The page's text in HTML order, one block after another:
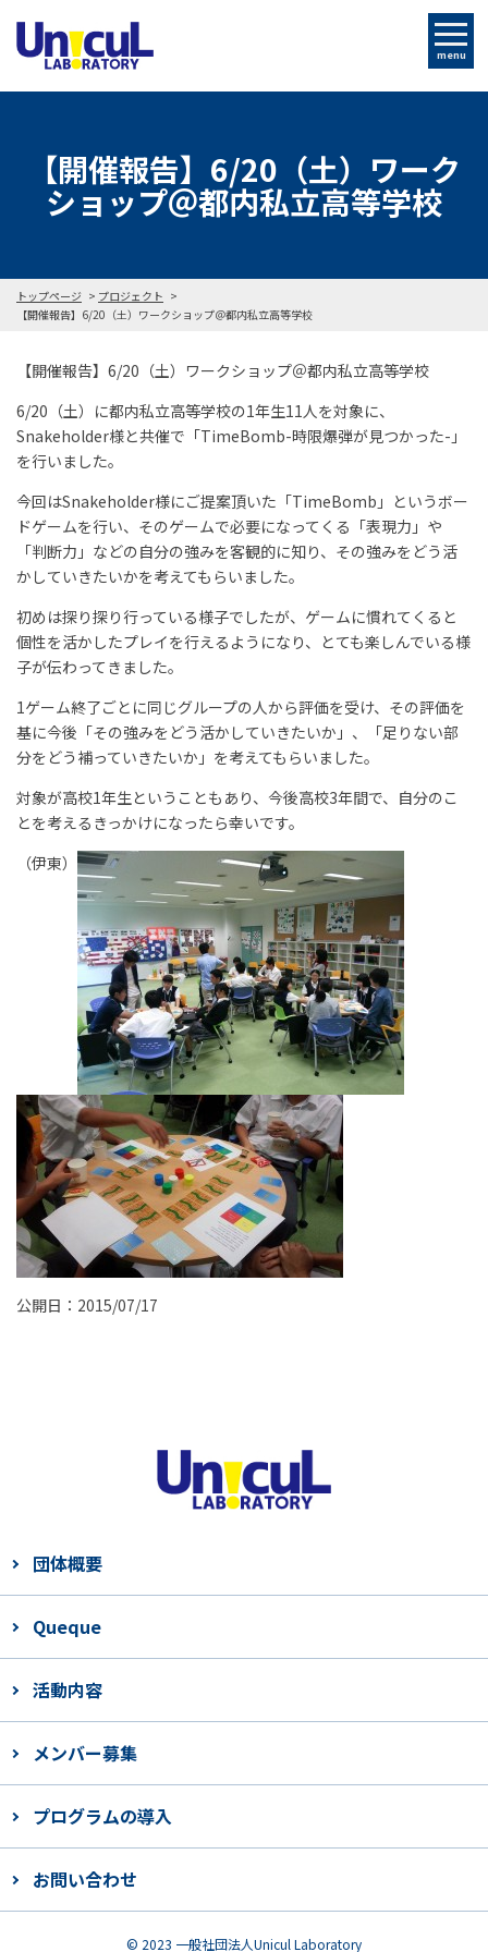
menu
【開催報告】6/20（土）ワーク
ショップ＠都内私立高等学校
トップページ
プロジェクト
【開催報告】6/20（土）ワークショップ＠都内私立高等学校
【開催報告】6/20（土）ワークショップ＠都内私立高等学校
6/20（土）に都内私立高等学校の1年生11人を対象に、
Snakeholder様と共催で「TimeBomb-時限爆弾が見つかった-」
を行いました。
今回はSnakeholder様にご提案頂いた「TimeBomb」というボー
ドゲームを行い、そのゲームで必要になってくる「表現力」や
「判断力」などの自分の強みを客観的に知り、その強みをどう活
かしていきたいかを考えてもらいました。
初めは探り探り行っている様子でしたが、ゲームに慣れてくると
個性を活かしたプレイを行えるようになり、とても楽しんでいる様
子が伝わってきました。
1ゲーム終了ごとに同じグループの人から評価を受け、その評価を
基に今後「その強みをどう活かしていきたいか」、「足りない部
分をどう補っていきたいか」を考えてもらいました。
対象が高校1年生ということもあり、今後高校3年間で、自分のこ
とを考えるきっかけになったら幸いです。
（伊東）
公開日：2015/07/17
団体概要
Queque
活動内容
メンバー募集
プログラムの導入
お問い合わせ
© 2023 一般社団法人Unicul Laboratory